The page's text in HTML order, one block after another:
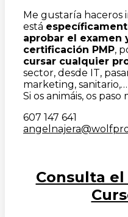
Me gustaría haceros
está
aprobar el examen
certificación PMP,
cursar cualquier
sector, desde IT,
marketing, sanitario,…
Si os animáis, os
607 147 641
Consulta